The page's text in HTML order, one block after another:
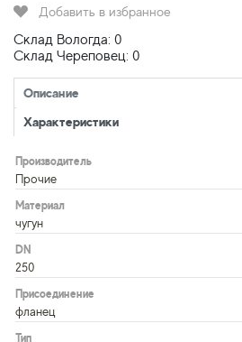
Добавить в избранное
Склад Вологда: 0
Склад Череповец: 0
Описание
Характеристики
Производитель
Прочие
Материал
чугун
DN
250
Присоединение
фланец
Тип